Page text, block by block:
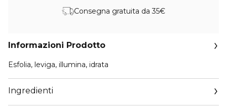
Consegna gratuita da 35€
Informazioni Prodotto
Esfolia, leviga, illumina, idrata
Ingredienti